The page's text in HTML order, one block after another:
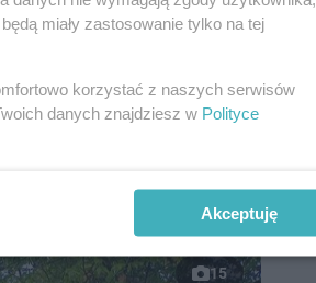
Centrum
dmuchańce i
28.
15
miały zastosowanie tylko na tej
korzystać z naszych serwisów
danych znajdziesz w Polityce
Akceptuję